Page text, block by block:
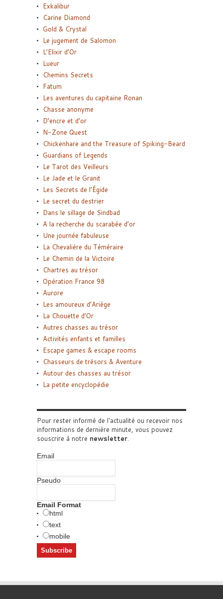
Exkalibur
Carine Diamond
Gold & Crystal
Le jugement de Salomon
L’Elixir d’Or
Lueur
Chemins Secrets
Fatum
Les aventures du capitaine Ronan
Chasse anonyme
D’encre et d’or
N-Zone Quest
Chickenhare and the Treasure of Spiking-Beard
Guardians of Legends
Le Tarot des Veilleurs
Le Jade et le Granit
Les Secrets de l’Égide
Le secret du destrier
Dans le sillage de Sindbad
A la recherche du scarabée d’or
Une journée fabuleuse
La Chevalière du Téméraire
Le Chemin de la Victoire
Chartres au trésor
Opération France 98
Aurore
Les amoureux d’Ariège
La Chouette d’Or
Autres chasses au trésor
Activités enfants et familles
Escape games & escape rooms
Chasseurs de trésors & Aventure
Autour des chasses au trésor
La petite encyclopédie
Pour rester informé de l'actualité ou recevoir nos
informations de dernière minute, vous pouvez
souscrire à notre newsletter
Email
Pseudo
Email Format
html
text
mobile